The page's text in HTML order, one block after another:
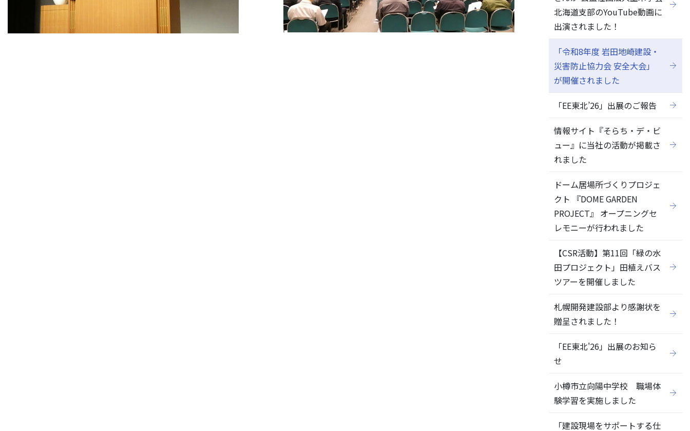
北海道支部のYouTube動画に
出演されました！
「令和8年度 岩田地崎建設・
災害防止協力会 安全大会」
が開催されました
「EE東北’26」出展のご報告
情報サイト『そらち・デ・ビ
ュー』に当社の活動が掲載さ
れました
ドーム居場所づくりプロジェ
クト 『DOME GARDEN
PROJECT』 オープニングセ
レモニーが行われました
【CSR活動】第11回「緑の水
田プロジェクト」田植えバス
ツアーを開催しました
札幌開発建設部より感謝状を
贈呈されました！
「EE東北'26」出展のお知ら
せ
小樽市立向陽中学校 職場体
験学習を実施しました
「建設現場をサポートする仕